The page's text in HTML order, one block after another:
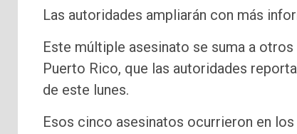
Las autoridades ampliarán con más
Este múltiple asesinato se suma a
Puerto Rico, que las autoridades
de este lunes.
Esos cinco asesinatos ocurrieron en